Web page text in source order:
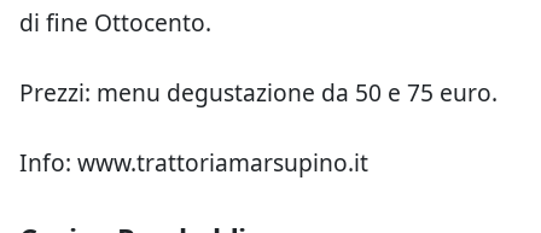
di fine Ottocento.
Prezzi: menu degustazione da 50 e 75 euro.
Info: www.trattoriamarsupino.it